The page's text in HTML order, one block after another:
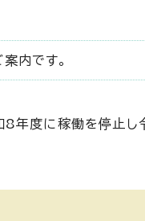
内です。
年度に稼働を停止